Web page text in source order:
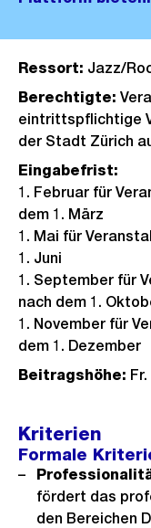
Ressort: Jazz/
Berechtigte:
eintrittspflichtige
der Stadt Zürich
Eingabefrist:
1. Februar für
dem 1. März
1. Mai für
1. Juni
1. September für
nach dem 1.
1. November für
dem 1. Dezember
Beitragshöhe:
Kriterien
Formale
fördert das
den Bereichen